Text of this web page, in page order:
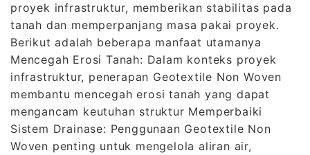
proyek infrastruktur, memberikan stabilitas pada
tanah dan memperpanjang masa pakai proyek.
Berikut adalah beberapa manfaat utamanya
Mencegah Erosi Tanah: Dalam konteks proyek
infrastruktur, penerapan Geotextile Non Woven
membantu mencegah erosi tanah yang dapat
mengancam keutuhan struktur Memperbaiki
Sistem Drainase: Penggunaan Geotextile Non
Woven penting untuk mengelola aliran air,